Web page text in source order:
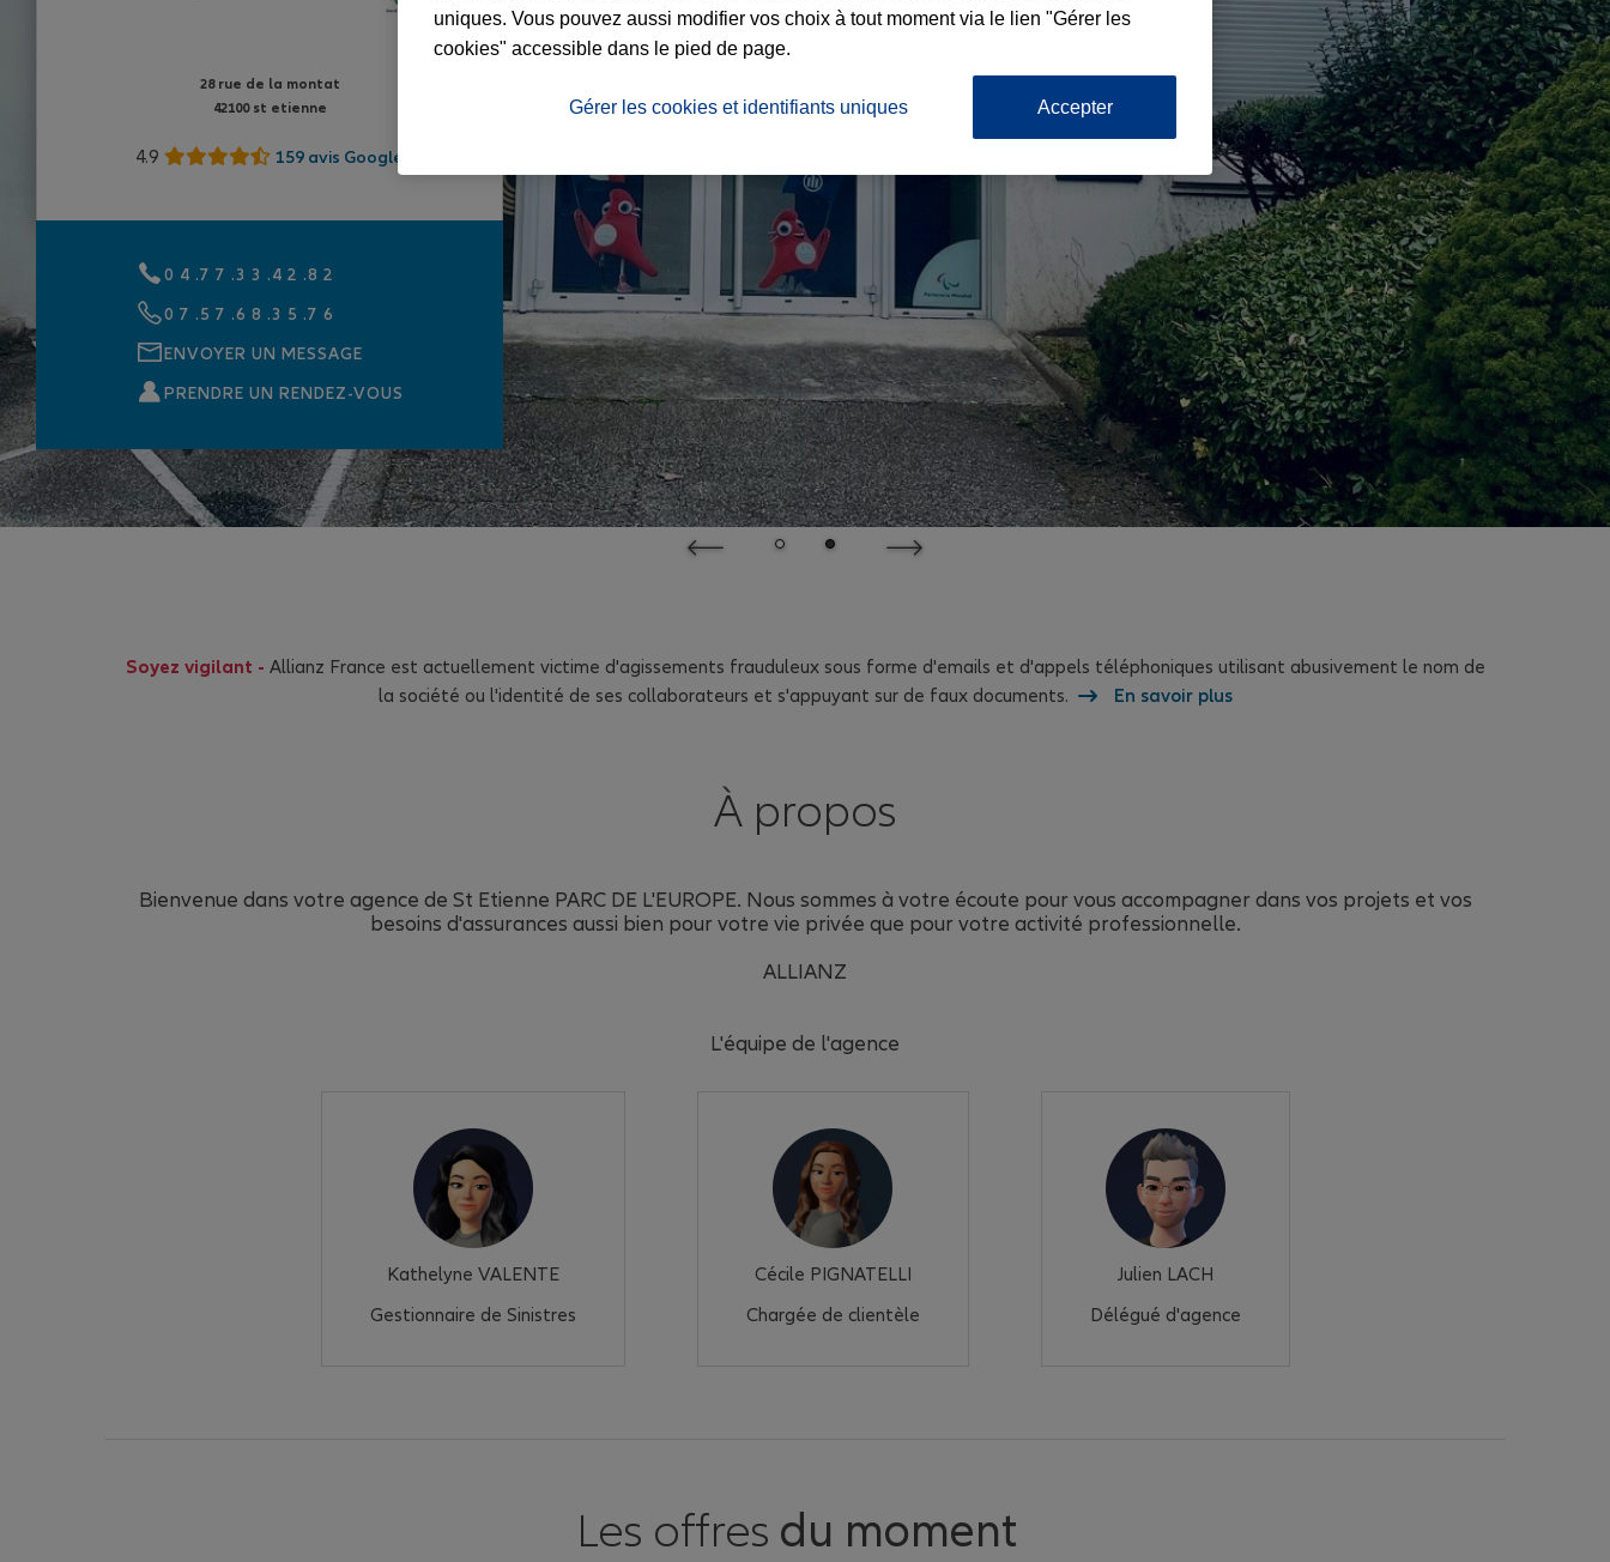
28 rue de la montat
42100 st etienne
4.9 159 avis Google
0 4 .7 7 .3 3 .4 2 .8 2
0 7 .5 7 .6 8 .3 5 .7 6
ENVOYER UN MESSAGE
PRENDRE UN RENDEZ-VOUS
Soyez vigilant - Allianz France est actuellement victime d'agissements frauduleux sous forme d'emails et d'appels téléphoniques utilisant abusivement le nom de
la société ou l'identité de ses collaborateurs et s'appuyant sur de faux documents.
En savoir plus
À propos
Bienvenue dans votre agence de St Etienne PARC DE L'EUROPE. Nous sommes à votre écoute pour vous accompagner dans vos projets et vos
besoins d'assurances aussi bien pour votre vie privée que pour votre activité professionnelle.
ALLIANZ
L'équipe de l'agence
Kathelyne VALENTE
Gestionnaire de Sinistres
Cécile PIGNATELLI
Chargée de clientèle
Julien LACH
Délégué d'agence
Les offres du moment
uniques. Vous pouvez aussi modifier vos choix à tout moment via le lien "Gérer les
cookies" accessible dans le pied de page.
Gérer les cookies et identifiants uniques Accepter